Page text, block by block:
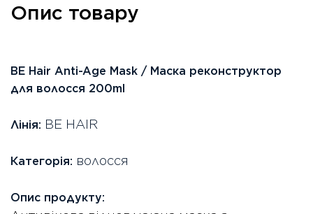
Опис товару
BE Hair Anti-Age Mask / Маска реконструктор
для волосся 200ml
Лінія: BE HAIR
Категорія: волосся
Опис продукту: